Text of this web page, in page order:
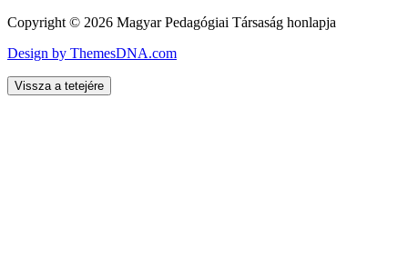
Copyright © 2026 Magyar Pedagógiai Társaság honlapja
Design by ThemesDNA.com
Vissza a tetejére